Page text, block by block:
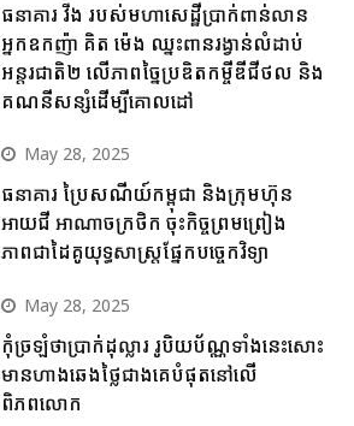
ធនាគារ វីង របស់មហាសេដ្ឋីប្រាក់ពាន់លាន
អ្នកឧកញ៉ា គិត ម៉េង ឈ្នះពានរង្វាន់លំដាប់
អន្តរជាតិ២ លើភាពច្នៃប្រឌិតកម្ចីឌីជីថល និង
គណនីសន្សំដើម្បីគោលដៅ
May 28, 2025
ធនាគារ ប្រៃសណីយ៍កម្ពុជា និងក្រុមហ៊ុន
អាយជី អាណាចក្រថិក ចុះកិច្ចព្រមព្រៀង
ភាពជាដៃគូយុទ្ធសាស្ត្រផ្នែកបច្ចេកវិទ្យា
May 28, 2025
កុំច្រឡំថាប្រាក់ដុល្លារ រូបិយប័ណ្ណទាំងនេះសោះ
មានហាងឆេងថ្លៃជាងគេបំផុតនៅលើ
ពិភពលោក